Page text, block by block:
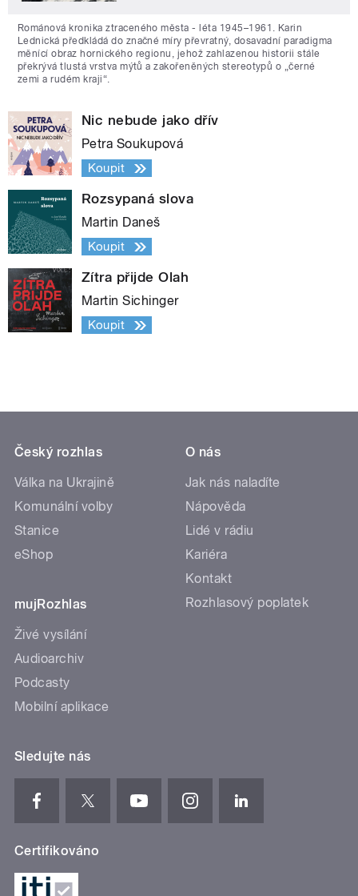
Románová kronika ztraceného města - léta 1945–1961. Karin
Lednická předkládá do značné míry převratný, dosavadní paradigma
měnící obraz hornického regionu, jehož zahlazenou historii stále
překrývá tlustá vrstva mýtů a zakořeněných stereotypů o „černé
zemi a rudém kraji“.
Nic nebude jako dřív
Petra Soukupová
Koupit
Rozsypaná slova
Martin Daneš
Koupit
Zítra přijde Olah
Martin Sichinger
Koupit
Český rozhlas
Válka na Ukrajině
Komunální volby
Stanice
eShop
mujRozhlas
Živé vysílání
Audioarchiv
Podcasty
Mobilní aplikace
O nás
Jak nás naladíte
Nápověda
Lidé v rádiu
Kariéra
Kontakt
Rozhlasový poplatek
Sledujte nás
Certifikováno